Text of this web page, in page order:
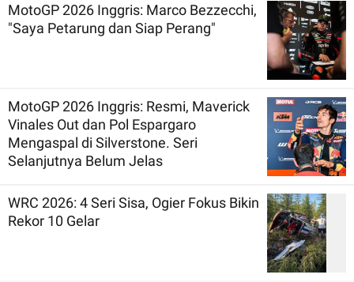
MotoGP 2026 Inggris: Marco Bezzecchi,
"Saya Petarung dan Siap Perang"
MotoGP 2026 Inggris: Resmi, Maverick
Vinales Out dan Pol Espargaro
Mengaspal di Silverstone. Seri
Selanjutnya Belum Jelas
WRC 2026: 4 Seri Sisa, Ogier Fokus Bikin
Rekor 10 Gelar